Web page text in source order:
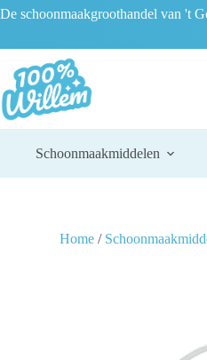
De schoonmaakgroothandel van 't
Schoonmaakmiddelen
Home /